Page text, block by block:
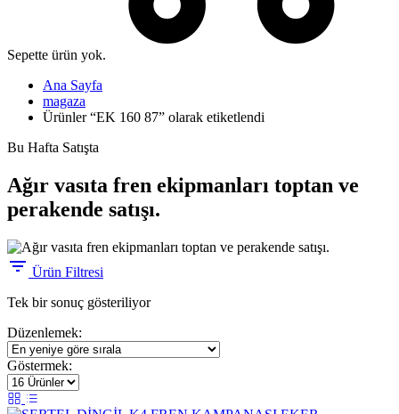
Sepette ürün yok.
Ana Sayfa
magaza
Ürünler “EK 160 87” olarak etiketlendi
Bu Hafta Satışta
Ağır vasıta fren ekipmanları toptan ve
perakende satışı.
Ürün Filtresi
Tek bir sonuç gösteriliyor
Düzenlemek:
Göstermek: